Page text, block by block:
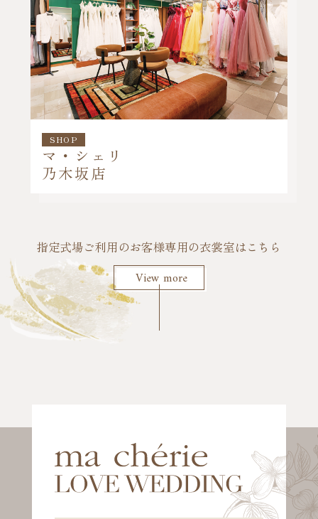
SHOP
マ・シェリ
乃木坂店
指定式場ご利用のお客様専用の衣裳室はこちら
View more